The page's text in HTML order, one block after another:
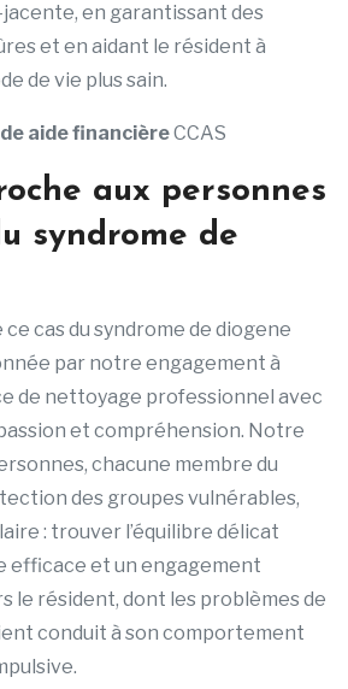
en garantissant des
et en aidant le résident à
de vie plus sain.
aide financièreCCAS
aux personnes
syndrome de
cas du syndrome de diogene
par notre engagement à
de nettoyage professionnel avec
et compréhension. Notre
chacune membre du
des groupes vulnérables,
: trouver l’équilibre délicat
efficace et un engagement
le résident, dont les problèmes de
conduit à son comportement